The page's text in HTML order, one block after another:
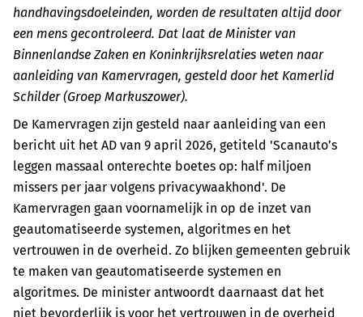
handhavingsdoeleinden, worden de resultaten altijd door
een mens gecontroleerd. Dat laat de Minister van
Binnenlandse Zaken en Koninkrijksrelaties weten naar
aanleiding van Kamervragen, gesteld door het Kamerlid
Schilder (Groep Markuszower).
De Kamervragen zijn gesteld naar aanleiding van een
bericht uit het AD van 9 april 2026, getiteld 'Scanauto’s
leggen massaal onterechte boetes op: half miljoen
missers per jaar volgens privacywaakhond'. De
Kamervragen gaan voornamelijk in op de inzet van
geautomatiseerde systemen, algoritmes en het
vertrouwen in de overheid. Zo blijken gemeenten gebruik
te maken van geautomatiseerde systemen en
algoritmes. De minister antwoordt daarnaast dat het
niet bevorderlijk is voor het vertrouwen in de overheid